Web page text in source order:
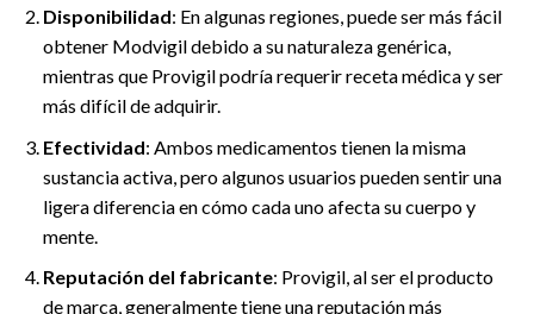
Disponibilidad: En algunas regiones, puede ser más fácil
obtener Modvigil debido a su naturaleza genérica,
mientras que Provigil podría requerir receta médica y ser
más difícil de adquirir.
Efectividad: Ambos medicamentos tienen la misma
sustancia activa, pero algunos usuarios pueden sentir una
ligera diferencia en cómo cada uno afecta su cuerpo y
mente.
Reputación del fabricante: Provigil, al ser el producto
de marca, generalmente tiene una reputación más